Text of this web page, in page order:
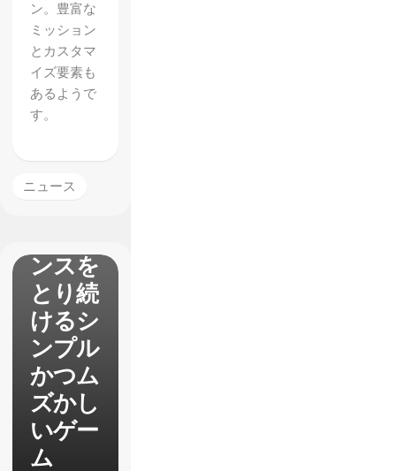
ン。豊富な
ミッション
とカスタマ
イズ要素も
あるようで
す。
ニュース
【LAM
A with
a
BEER!
】ラマ
の頭に
ビール
ンスを
とり続
けるシ
ンプル
かつム
ズかし
いゲー
ム